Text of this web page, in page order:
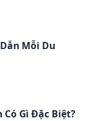
Mỗi Du
Gì Đặc Biệt?